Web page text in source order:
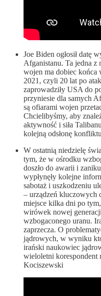
Joe Biden ogłosił datę
Afganistanu. Ta jedna z
wojen ma dobiec końca
2021, czyli 20 lat po
zaprowadziły USA do
przyniesie dla samych
są ofiarami wojen
Chcielibyśmy, aby
aktywność i siła
kolejną odsłonę
W ostatnią niedzielę
tym, że w ośrodku
doszło do awarii i
wypłynęły kolejne
sabotaż i uszkodzeniu
– urządzeń kluczowych
miejsce kilka dni po
wirówek nowej
wzbogaconego uranu.
zaprzecza. O
jądrowych, w wyniku
irański naukowiec
wieloletni korespondent
Kociszewski